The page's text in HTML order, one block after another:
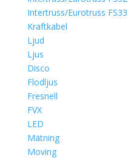
Intertruss/Eurotruss FS33
Kraftkabel
Ljud
Ljus
Disco
Flodljus
Fresnell
FVX
LED
Mätning
Moving